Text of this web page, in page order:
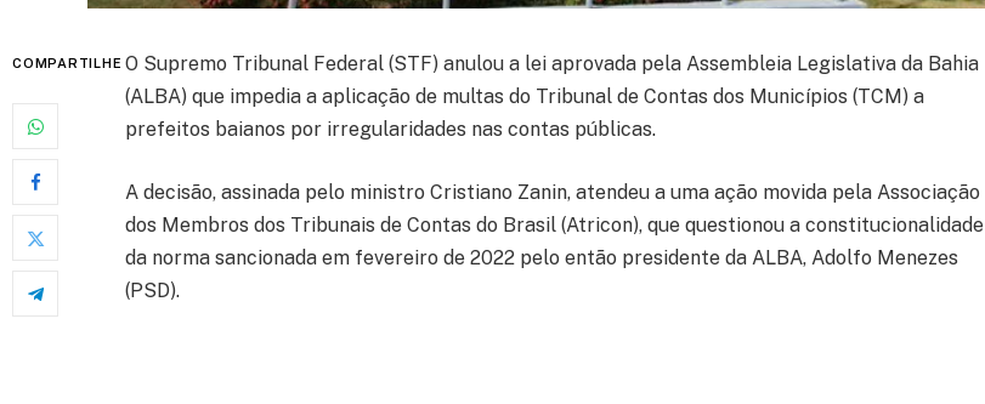
COMPARTILHE O Supremo Tribunal Federal (STF) anulou a lei aprovada pela Assembleia Legislativa da Bahia
(ALBA) que impedia a aplicação de multas do Tribunal de Contas dos Municípios (TCM) a
prefeitos baianos por irregularidades nas contas públicas.
A decisão, assinada pelo ministro Cristiano Zanin, atendeu a uma ação movida pela Associação
dos Membros dos Tribunais de Contas do Brasil (Atricon), que questionou a constitucionalidade
da norma sancionada em fevereiro de 2022 pelo então presidente da ALBA, Adolfo Menezes
(PSD).